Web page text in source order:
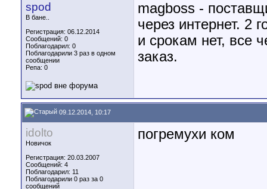
spod
В бане..
Регистрация: 06.12.2014
Сообщений: 0
Поблагодарил: 0
Поблагодарили 3 раз в одном
сообщении
Репа: 0
magboss -
через интернет. 2
и срокам нет, все
заказ.
09.12.2014, 10:17
idolto
Новичок
Регистрация: 20.03.2007
Сообщений: 4
Поблагодарил: 11
Поблагодарили 0 раз за 0
сообщений
погремухи ком